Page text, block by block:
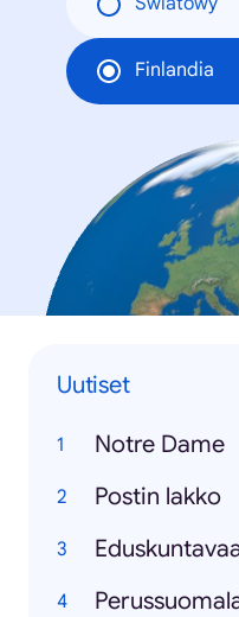
Finlandia
Uutiset
Notre Dame
Postin lakko